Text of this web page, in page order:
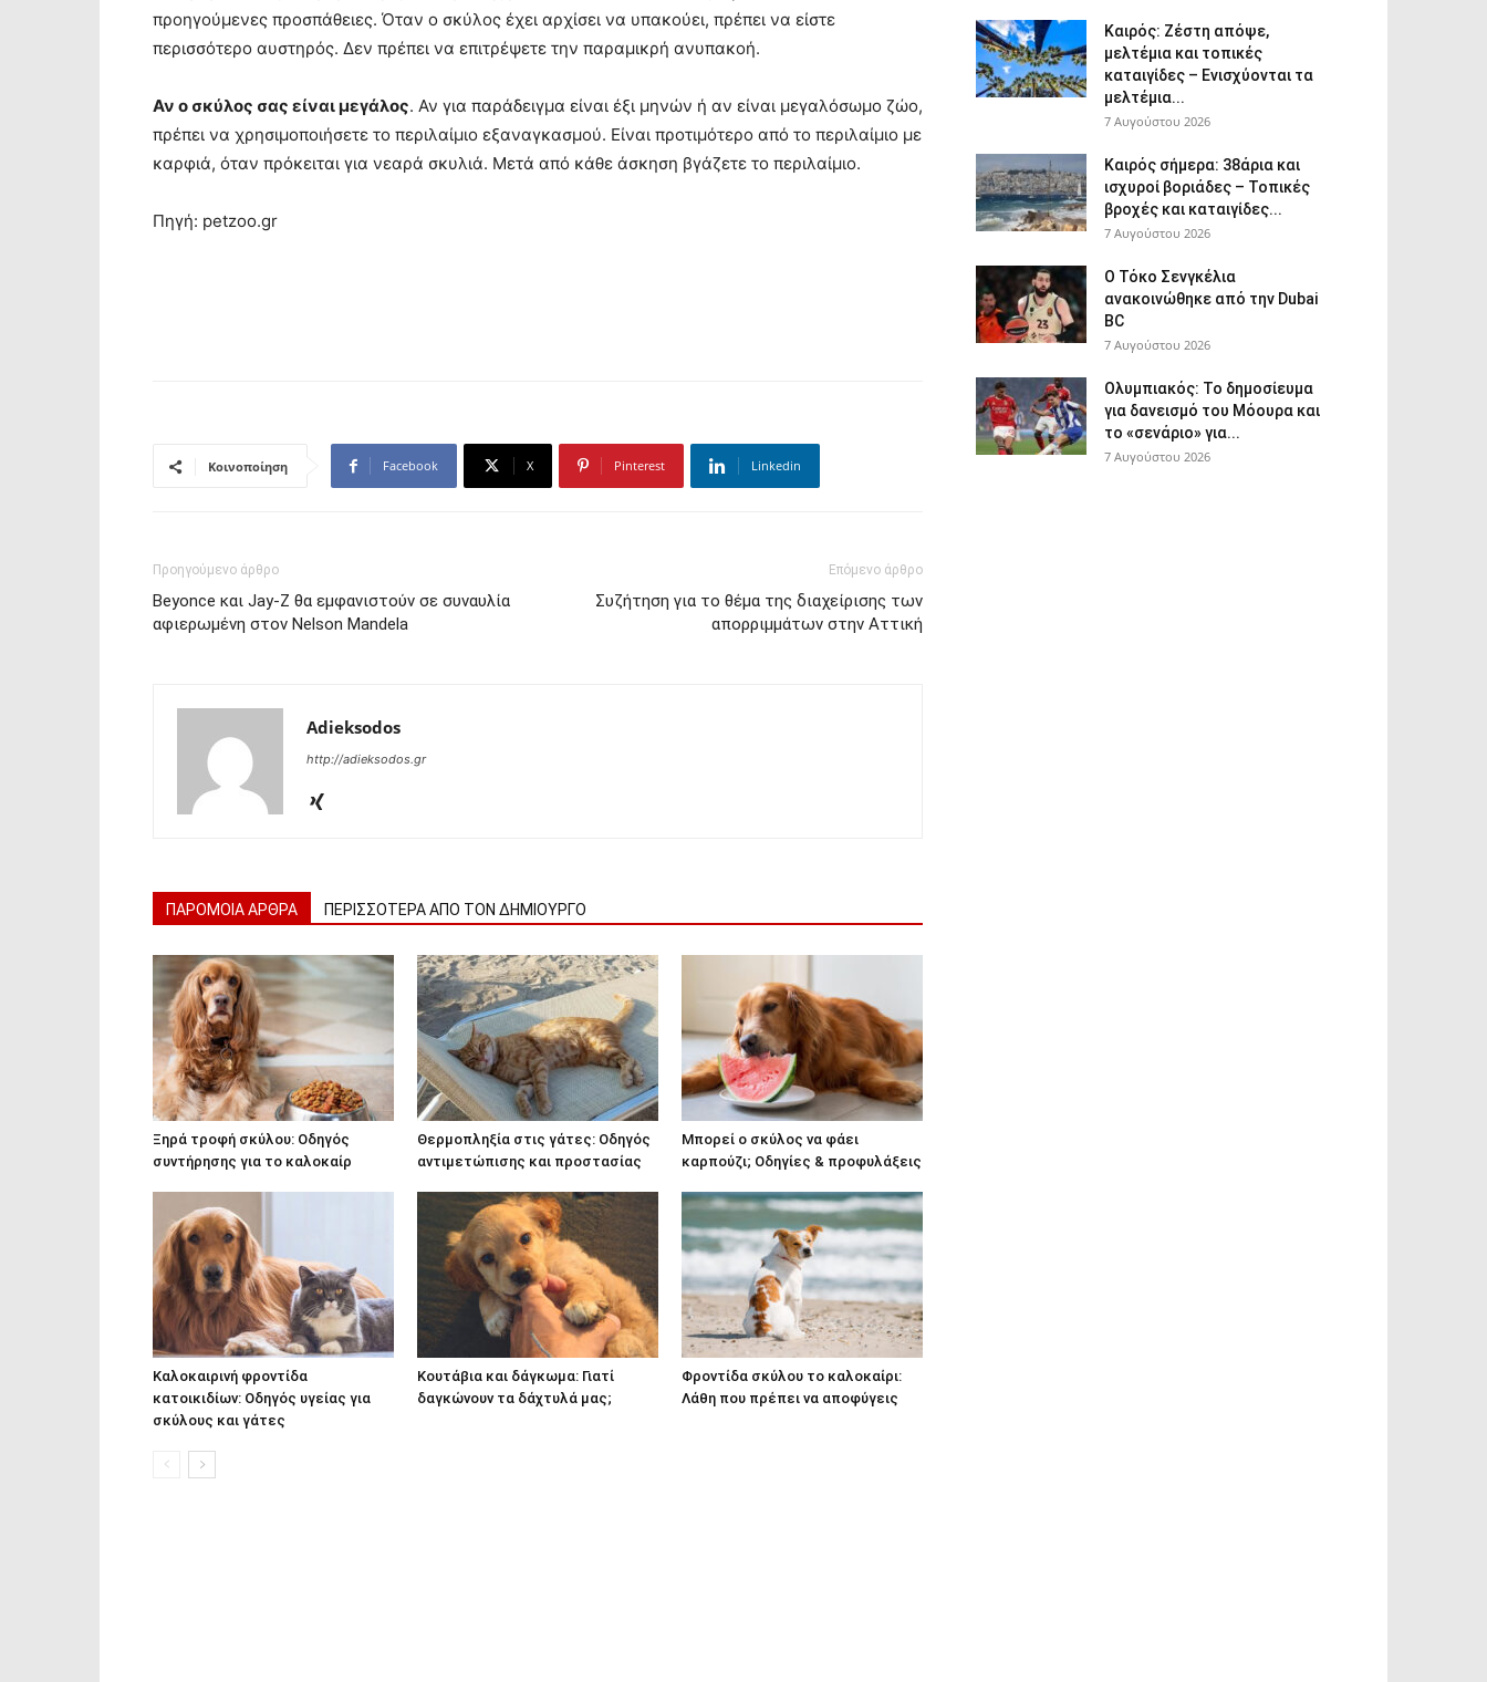
προηγούμενες προσπάθειες. Όταν ο σκύλος έχει αρχίσει να υπακούει, πρέπει να είστε
περισσότερο αυστηρός. Δεν πρέπει να επιτρέψετε την παραμικρή ανυπακοή.
Αν ο σκύλος σας είναι μεγάλος. Αν για παράδειγμα είναι έξι μηνών ή αν είναι μεγαλόσωμο ζώο,
πρέπει να χρησιμοποιήσετε το περιλαίμιο εξαναγκασμού. Είναι προτιμότερο από το περιλαίμιο με
καρφιά, όταν πρόκειται για νεαρά σκυλιά. Μετά από κάθε άσκηση βγάζετε το περιλαίμιο.
Πηγή: petzoo.gr
Κοινοποίηση Facebook X Pinterest Linkedin
Προηγούμενο άρθρο
Beyonce και Jay-Z θα εμφανιστούν σε συναυλία
αφιερωμένη στον Nelson Mandela
Επόμενο άρθρο
Συζήτηση για το θέμα της διαχείρισης των
απορριμμάτων στην Αττική
Adieksodos
http://adieksodos.gr
ΠΑΡΟΜΟΙΑ ΑΡΘΡΑ ΠΕΡΙΣΣΟΤΕΡΑ ΑΠΟ ΤΟΝ ΔΗΜΙΟΥΡΓΟ
Ξηρά τροφή σκύλου: Οδηγός
συντήρησης για το καλοκαίρ
Θερμοπληξία στις γάτες: Οδηγός
αντιμετώπισης και προστασίας
Μπορεί ο σκύλος να φάει
καρπούζι; Οδηγίες & προφυλάξεις
Καλοκαιρινή φροντίδα
κατοικιδίων: Οδηγός υγείας για
σκύλους και γάτες
Κουτάβια και δάγκωμα: Γιατί
δαγκώνουν τα δάχτυλά μας;
Φροντίδα σκύλου το καλοκαίρι:
Λάθη που πρέπει να αποφύγεις
Καιρός: Ζέστη απόψε,
μελτέμια και τοπικές
καταιγίδες – Ενισχύονται τα
μελτέμια...
7 Αυγούστου 2026
Καιρός σήμερα: 38άρια και
ισχυροί βοριάδες – Τοπικές
βροχές και καταιγίδες...
7 Αυγούστου 2026
Ο Τόκο Σενγκέλια
ανακοινώθηκε από την Dubai
BC
7 Αυγούστου 2026
Ολυμπιακός: Το δημοσίευμα
για δανεισμό του Μόουρα και
το «σενάριο» για...
7 Αυγούστου 2026